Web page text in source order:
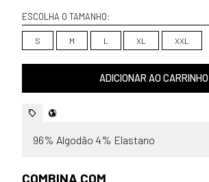
ESCOLHA O TAMANHO:
S M L XL XXL
ADICIONAR AO CARRINHO
96% Algodão 4% Elastano
COMBINA COM